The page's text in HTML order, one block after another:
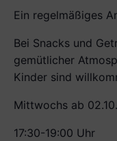
Ein regelmäßiges
Bei Snacks und
gemütlicher
Kinder sind
Mittwochs ab
17:30-19:00 Uhr